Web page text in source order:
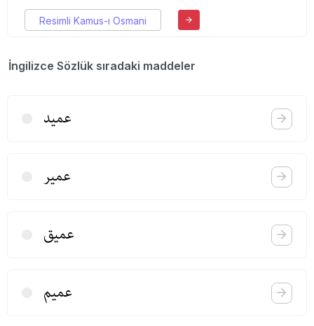
Resimli Kamus-ı Osmani
İngilizce Sözlük sıradaki maddeler
عمید
عمیر
عمیق
عمیم